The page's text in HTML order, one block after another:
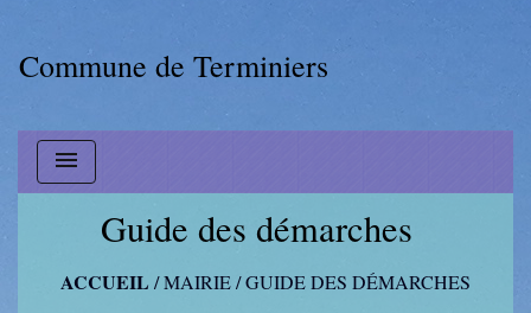
Commune de Terminiers
menu
Guide des démarches
ACCUEIL /MAIRIE/GUIDE DES DÉMARCHES